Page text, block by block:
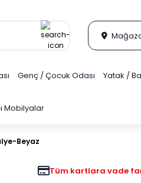
Genç / Çocuk Odası Yatak /
Mobilyalar
Beyaz
Tüm kartlara vade